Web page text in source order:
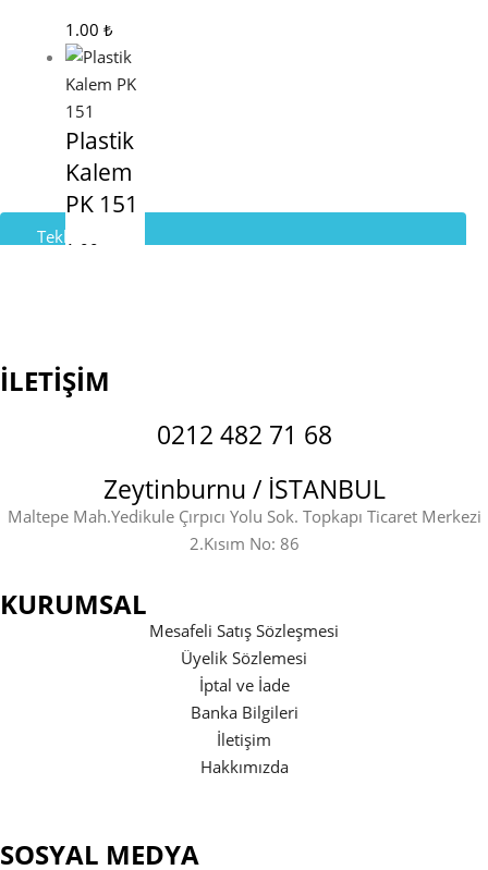
1.00 ₺
Plastik
Kalem
PK 151
1.00
Teklif İste
İLETİŞİM
0212 482 71 68
Zeytinburnu / İSTANBUL
Maltepe Mah.Yedikule Çırpıcı Yolu Sok. Topkapı Ticaret Merkezi
2.Kısım No: 86
KURUMSAL
Mesafeli Satış Sözleşmesi
Üyelik Sözlemesi
İptal ve İade
Banka Bilgileri
İletişim
Hakkımızda
SOSYAL MEDYA